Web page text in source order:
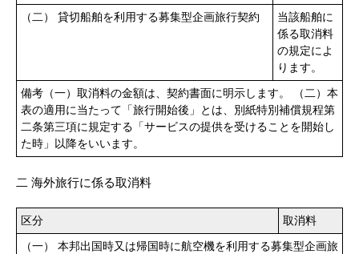
（二） 貸切船舶を利用する募集型企画旅行契約
当該船舶に
係る取消料
の規定によ
ります。
備考（一）取消料の金額は、契約書面に明示します。 （二）本
表の適用に当たって「旅行開始後」とは、別紙特別補償規程第
二条第三項に規定する「サービスの提供を受けることを開始し
た時」以降をいいます。
二 海外旅行に係る取消料
区分 取消料
（一） 本邦出国時又は帰国時に航空機を利用する募集型企画旅